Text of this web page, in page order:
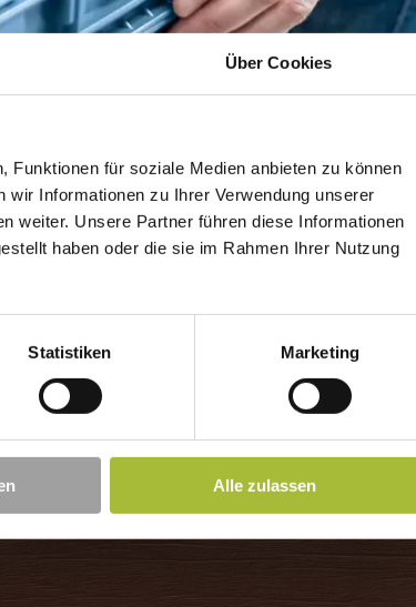
Über Cookies
Funktionen für soziale Medien anbieten zu können
Informationen zu Ihrer Verwendung unserer
weiter. Unsere Partner führen diese Informationen
haben oder die sie im Rahmen Ihrer Nutzung
Statistiken Marketing
Alle zulassen
für eine sicherere Arbeitsumgebung und eine
des Kardex-Systems markiert einen
und Modernisierung des Lagerwesens. Es
moderner Technologien Abläufe vereinfacht und
werden kann.
Ankunft des Kardex Kleinteilelagers Mitte Dezember
Standard in der Lagerlogistik und unterstreicht sein
Verbesserung.